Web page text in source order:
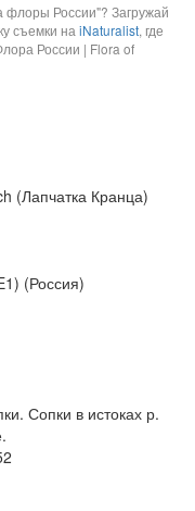
флоры России"? Загружай
съемки на iNaturalist, где
России | Flora of
(Лапчатка Кранца)
(Россия)
Сопки в истоках р.